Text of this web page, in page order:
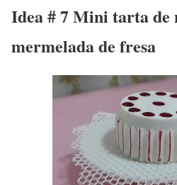
Idea # 7 Mini tarta de
mermelada de fresa